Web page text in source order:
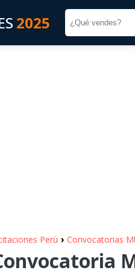
2025
Perú › Convocatorias